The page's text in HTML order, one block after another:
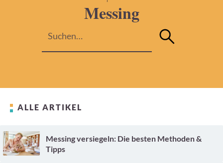
Messing
ALLE ARTIKEL
Messing versiegeln: Die besten Methoden &
Tipps